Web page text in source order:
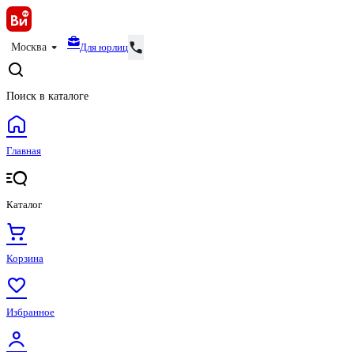
Москва Для юрлиц
Поиск в каталоге
Главная
Каталог
Корзина
Избранное